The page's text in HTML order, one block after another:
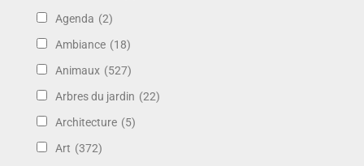
Agenda (2)
Ambiance (18)
Animaux (527)
Arbres du jardin (22)
Architecture (5)
Art (372)